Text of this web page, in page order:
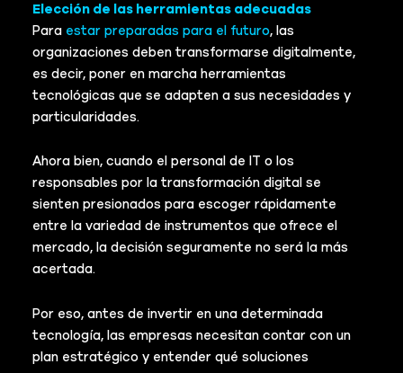
Elección de las herramientas adecuadas
Paraestar preparadas para el futuro, las
organizaciones deben transformarse digitalmente,
es decir, poner en marcha herramientas
tecnológicas que se adapten a sus necesidades y
particularidades.
Ahora bien, cuando el personal de IT o los
responsables por la transformación digital se
sienten presionados para escoger rápidamente
entre la variedad de instrumentos que ofrece el
mercado, la decisión seguramente no será la más
acertada.
Por eso, antes de invertir en una determinada
tecnología, las empresas necesitan contar con un
plan estratégico y entender qué soluciones